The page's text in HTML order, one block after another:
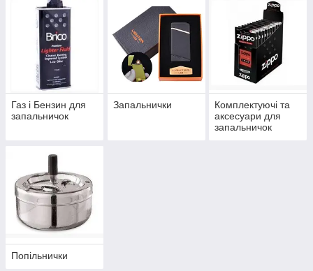
Газ і Бензин для
запальничок
Запальнички
Комплектуючі та
аксесуари для
запальничок
Попільнички